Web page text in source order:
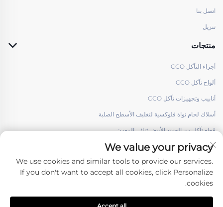
اتصل بنا
تنزيل
منتجات
أجزاء التآكل CCO
ألواح تآكل CCO
أنابيب وتجهيزات تآكل CCO
أسلاك لحام نواة فلوكسية لتغليف الأسطح الصلبة
قطع تآكل من الحديد الأبيض ثنائي المعدن
We value your privacy
We use cookies and similar tools to provide our services.
If you don't want to accept all cookies, click Personalize
cookies.